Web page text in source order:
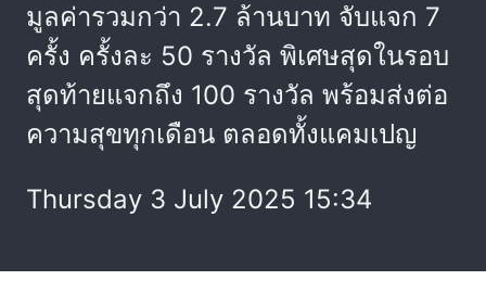
มูลค่ารวมกว่า 2.7 ล้านบาท จับแจก 7
ครั้ง ครั้งละ 50 รางวัล พิเศษสุดในรอบ
สุดท้ายแจกถึง 100 รางวัล พร้อมส่งต่อ
ความสุขทุกเดือน ตลอดทั้งแคมเปญ
Thursday 3 July 2025 15:34